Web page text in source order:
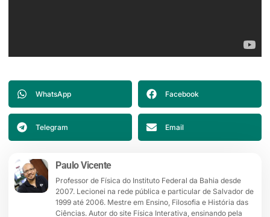
WhatsApp Facebook
Telegram Email
Paulo Vicente
Professor de Física do Instituto Federal da Bahia desde
2007. Lecionei na rede pública e particular de Salvador de
1999 até 2006. Mestre em Ensino, Filosofia e História das
Ciências. Autor do site Física Interativa, ensinando pela